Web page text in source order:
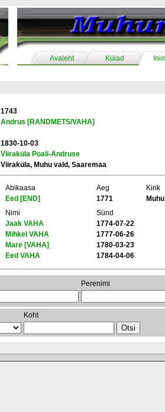
Avaleht Külad
1743
Andrus [RANDMETS/VAHA]
1830-10-03
Viiraküla Poali-Andruse
Viiraküla, Muhu vald, Saaremaa
Abikaasa Aeg
Kirik
Eed [END]
1771
Muhu
Nimi
Sünd
Jaak VAHA
1774-07-22
Mihkel VAHA
1777-06-26
Mare [VAHA]
1780-03-23
Eed VAHA
1784-04-06
Perenimi
Koht